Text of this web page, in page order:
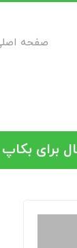
صفحه
برای